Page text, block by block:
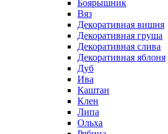
Боярышник
Вяз
Декоративная вишня
Декоративная груша
Декоративная слива
Декоративная яблоня
Дуб
Ива
Каштан
Клен
Липа
Ольха